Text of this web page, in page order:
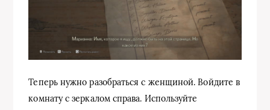
Теперь нужно разобраться с женщиной. Войдите в
комнату с зеркалом справа. Используйте